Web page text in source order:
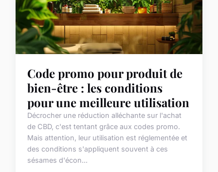
Code promo pour produit de
bien-être : les conditions
pour une meilleure utilisation
Décrocher une réduction alléchante sur l'achat
de CBD, c'est tentant grâce aux codes promo.
Mais attention, leur utilisation est réglementée et
des conditions s'appliquent souvent à ces
sésames d'écon...